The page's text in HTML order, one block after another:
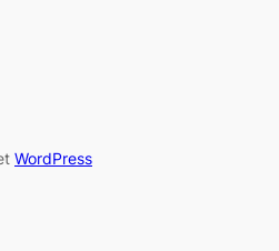
WordPress